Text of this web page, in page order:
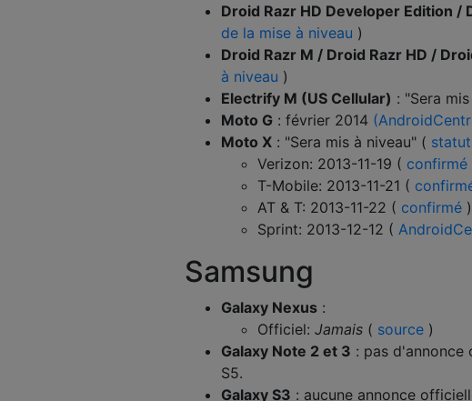
Droid Razr HD Developer Edition /
de la mise à niveau )
Droid Razr M / Droid Razr HD /
à niveau )
Electrify M (US Cellular) : "Sera
Moto G : février 2014
Moto X : "Sera mis à niveau" (
Verizon: 2013-11-19 ( confirmé
T-Mobile: 2013-11-21 (
AT & T: 2013-11-22 ( confirmé )
Sprint: 2013-12-12 (
Samsung
Galaxy Nexus :
Officiel: Jamais ( source )
Galaxy Note 2 et 3 : pas d'annonce
S5.
Galaxy S3 : aucune annonce